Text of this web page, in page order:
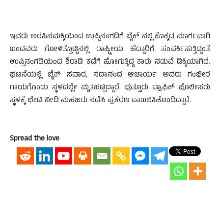
ಇವರು ಅರಸಿನಮಕ್ಕಿಯಿಂದ ಉಪ್ಪಿನಂಗಡಿಗೆ ಬೈಕ್ ನಲ್ಲಿ ಕೊಕ್ಕಡ ಮಾರ್ಗವಾಗಿ
ಬಂದವರು ಗೋಳಿತ್ತೊಟ್ಟಿನಲ್ಲಿ ರಾಷ್ಟ್ರೀಯ ಹೆದ್ದಾರಿಗೆ ಸಂಪರ್ಕಿಸುತ್ತಿದ್ದಂತೆ
ಉಪ್ಪಿನಂಗಡಿಯಿಂದ ಶಿರಾಡಿ ಕಡೆಗೆ ಹೋಗುತ್ತಿದ್ದ ಕಾರು ನಡುವೆ ಡಿಕ್ಕಿಯಾಗಿದೆ.
ಘಟನೆಯಲ್ಲಿ ಬೈಕ್ ಸವಾರ, ಸದಾನಂದ ಆಚಾರ್ಯ ಅವರು ಗಂಭೀರ
ಗಾಯಗೊಂಡು ಸ್ಥಳದಲ್ಲೇ ಮೃತಪಟ್ಟಿದ್ದಾರೆ. ಪುತ್ತೂರು ಟ್ರಾಫಿಕ್ ಪೊಲೀಸರು
ಸ್ಥಳಕ್ಕೆ ಭೇಟಿ ನೀಡಿ ಮಹಜರು ನಡೆಸಿ ಪ್ರಕರಣ ದಾಖಲಿಸಿಕೊಂಡಿದ್ದಾರೆ.
Spread the love